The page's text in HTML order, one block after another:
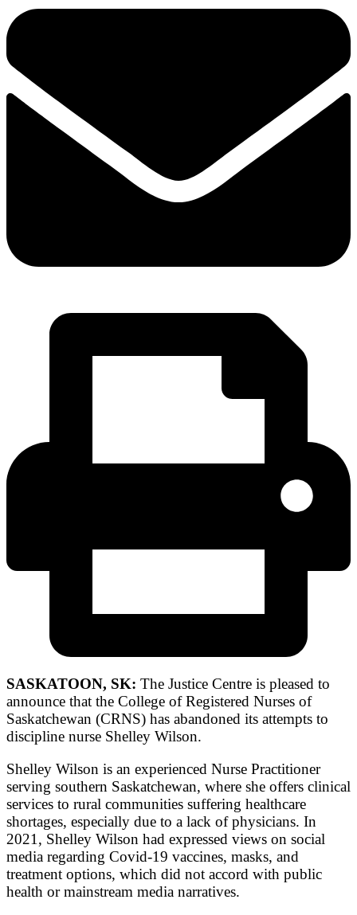
SASKATOON, SK: The Justice Centre is pleased to
announce that the College of Registered Nurses of
Saskatchewan (CRNS) has abandoned its attempts to
discipline nurse Shelley Wilson.
Shelley Wilson is an experienced Nurse Practitioner
serving southern Saskatchewan, where she offers clinical
services to rural communities suffering healthcare
shortages, especially due to a lack of physicians. In
2021, Shelley Wilson had expressed views on social
media regarding Covid-19 vaccines, masks, and
treatment options, which did not accord with public
health or mainstream media narratives.